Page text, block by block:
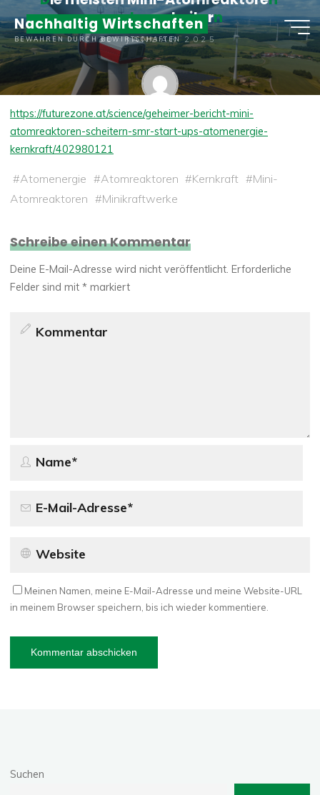
Inhalt
springen
Nachhaltig Wirtschaften
BEWAHREN DURCH BEWIRTSCHAFTEN
werdenscheitern
30. JANUAR 2025
Matthias Boller
https://futurezone.at/science/geheimer-bericht-mini-
atomreaktoren-scheitern-smr-start-ups-atomenergie-
kernkraft/402980121
#Atomenergie #Atomreaktoren #Kernkraft #Mini-
Atomreaktoren #Minikraftwerke
Schreibe einen Kommentar
Deine E-Mail-Adresse wird nicht veröffentlicht. Erforderliche
Felder sind mit* markiert
Meinen Namen, meine E-Mail-Adresse und meine Website-URL
in meinem Browser speichern, bis ich wieder kommentiere.
Suchen